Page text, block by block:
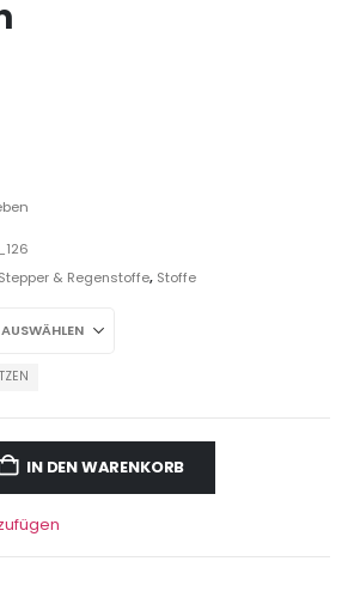
& Regenstoffe, Stoffe
IN DEN WARENKORB